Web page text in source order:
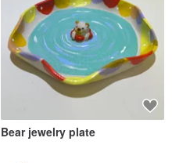
Bear jewelry plate